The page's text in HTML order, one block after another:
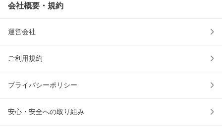
会社概要・規約
運営会社
ご利用規約
プライバシーポリシー
安心・安全への取り組み